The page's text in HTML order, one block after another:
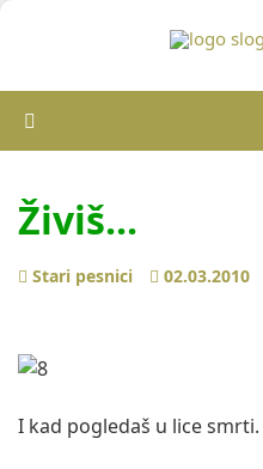
Živiš...
Stari pesnici 02.03.2010
I kad pogledaš u lice smrti.